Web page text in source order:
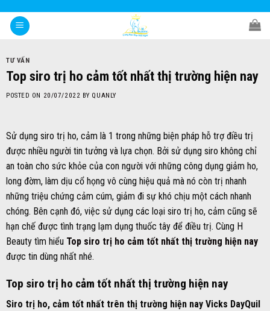
content
TƯ VẤN
Top siro trị ho cảm tốt nhất thị trường hiện nay
POSTED ON 20/07/2022 BY QUANLY
Sử dụng siro trị ho, cảm là 1 trong những biện pháp hỗ trợ điều trị
được nhiều người tin tưởng và lựa chọn. Bởi sử dụng siro không chỉ
an toàn cho sức khỏe của con người với những công dụng giảm ho,
long đờm, làm dịu cổ họng vô cùng hiệu quả mà nó còn trị nhanh
những triệu chứng cảm cúm, giảm đi sự khó chịu một cách nhanh
chóng. Bên cạnh đó, việc sử dụng các loại siro trị ho, cảm cũng sẽ
hạn chế được tình trạng lạm dụng thuốc tây để điều trị. Cùng H
Beauty tìm hiểu Top siro trị ho cảm tốt nhất thị trường hiện nay
được tin dùng nhất nhé.
Top siro trị ho cảm tốt nhất thị trường hiện nay
Siro trị ho, cảm tốt nhất trên thị trường hiện nay Vicks DayQuil